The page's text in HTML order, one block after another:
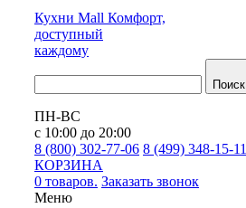
Кухни Mall Комфорт,
доступный
каждому
Поиск
ПН-ВС
с 10:00 до 20:00
8 (800) 302-77-06 8 (499) 348-15-11
КОРЗИНА
0 товаров. Заказать звонок
Меню